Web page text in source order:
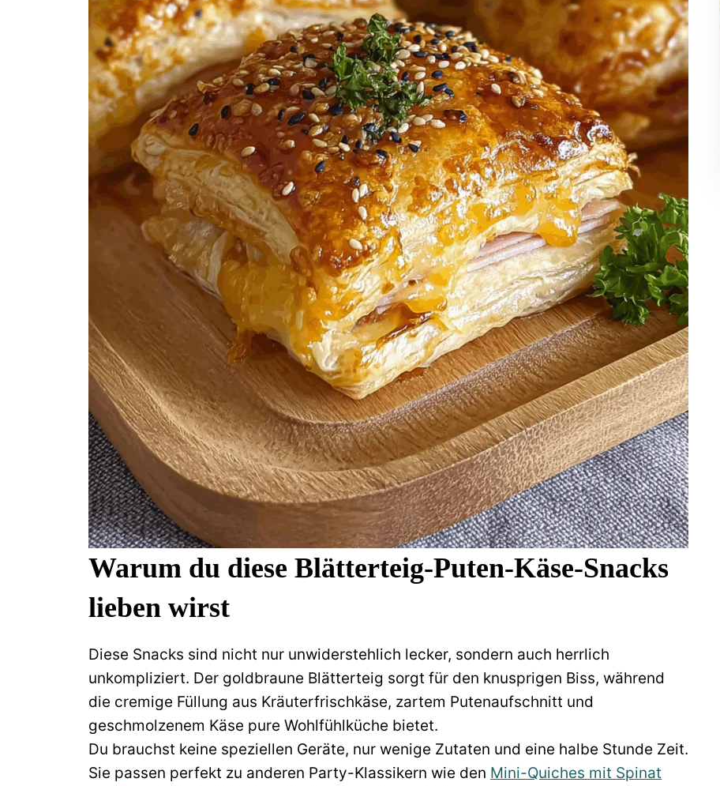
Warum du diese Blätterteig-Puten-Käse-Snacks
lieben wirst
Diese Snacks sind nicht nur unwiderstehlich lecker, sondern auch herrlich
unkompliziert. Der goldbraune Blätterteig sorgt für den knusprigen Biss, während
die cremige Füllung aus Kräuterfrischkäse, zartem Putenaufschnitt und
geschmolzenem Käse pure Wohlfühlküche bietet.
Du brauchst keine speziellen Geräte, nur wenige Zutaten und eine halbe Stunde Zeit.
Sie passen perfekt zu anderen Party-Klassikern wie den Mini-Quiches mit Spinat